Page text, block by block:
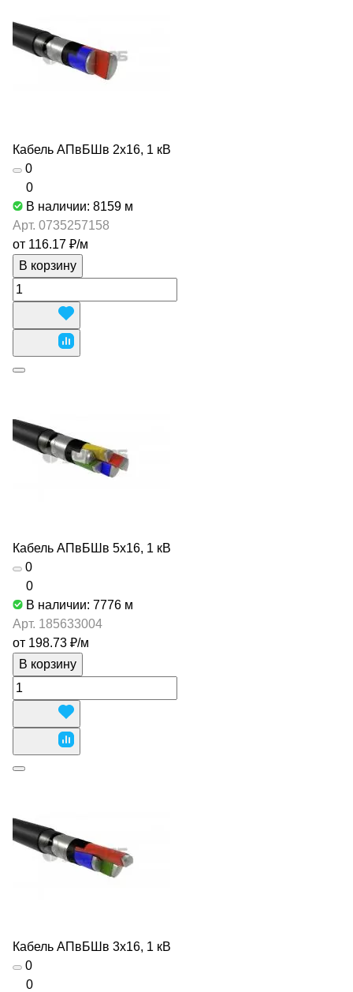
Кабель АПвБШв 2х16, 1 кВ
0
0
В наличии: 8159 м
Арт. 0735257158
от 116.17 ₽/м
В корзину
Кабель АПвБШв 5х16, 1 кВ
0
0
В наличии: 7776 м
Арт. 185633004
от 198.73 ₽/м
В корзину
Кабель АПвБШв 3х16, 1 кВ
0
0